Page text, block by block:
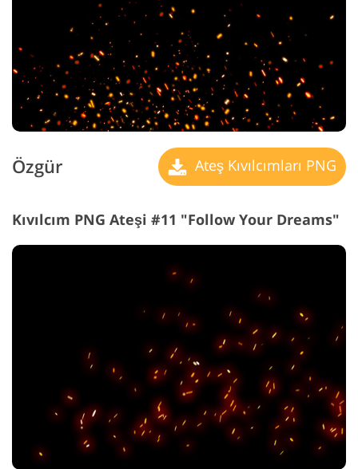
Özgür Ateş Kıvılcımları PNG
Kıvılcım PNG Ateşi #11 "Follow Your Dreams"